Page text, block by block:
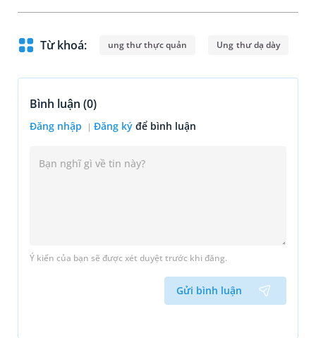
Từ khoá: ung thư thực quản Ung thư dạ dày
Bình luận (0)
Đăng nhập Đăng ký để bình luận
Ý kiến của bạn sẽ được xét duyệt trước khi đăng.
Gửi bình luận